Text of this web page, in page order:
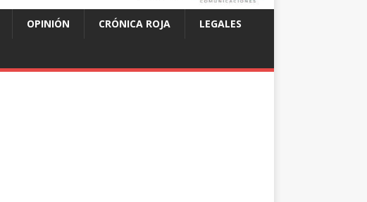
OPINIÓN CRÓNICA ROJA LEGALES